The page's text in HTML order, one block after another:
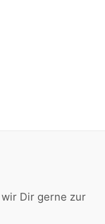
Dir gerne zur